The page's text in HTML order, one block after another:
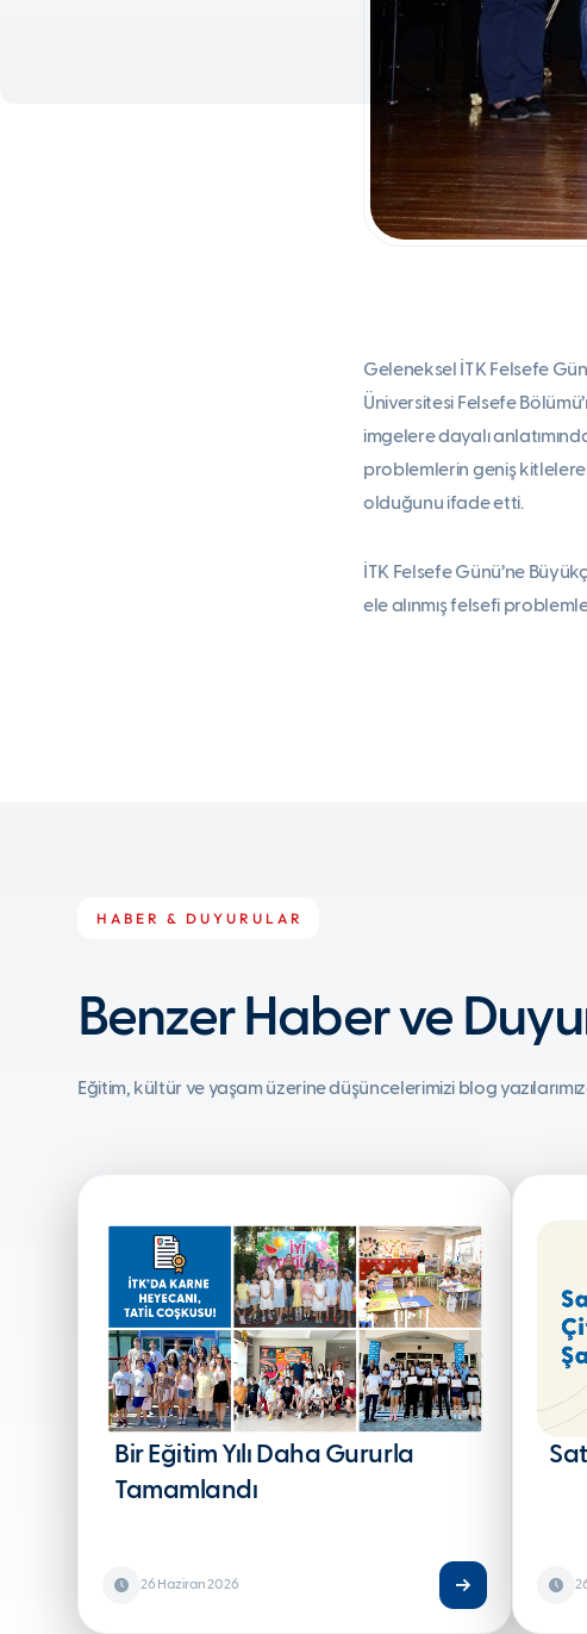
Geleneksel İTK Felsefe
Üniversitesi Felsefe
imgelere dayalı
problemlerin geniş kitlelere
olduğunu ifade etti.
İTK Felsefe Günü’ne
ele alınmış felsefi
HABER & DUYURULAR
Benzer Haber ve
Eğitim, kültür ve yaşam üzerine düşüncelerimizi blog
Bir Eğitim Yılı Daha Gururla
Tamamlandı
26 Haziran 2026